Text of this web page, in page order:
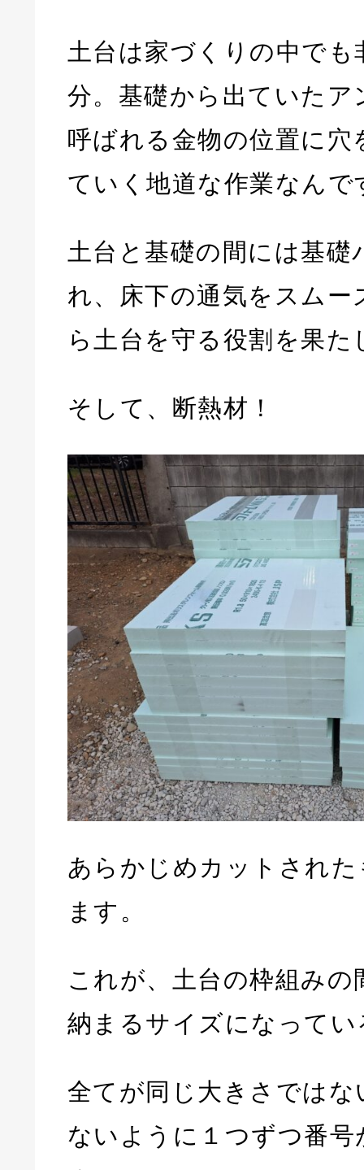
土台は家づくりの中でも
分。基礎から出ていたア
呼ばれる金物の位置に穴
ていく地道な作業なんで
土台と基礎の間には基礎
れ、床下の通気をスムー
ら土台を守る役割を果た
そして、断熱材！
あらかじめカットされ
ます。
これが、土台の枠組み
納まるサイズになって
全てが同じ大きさではな
ないように１つずつ番